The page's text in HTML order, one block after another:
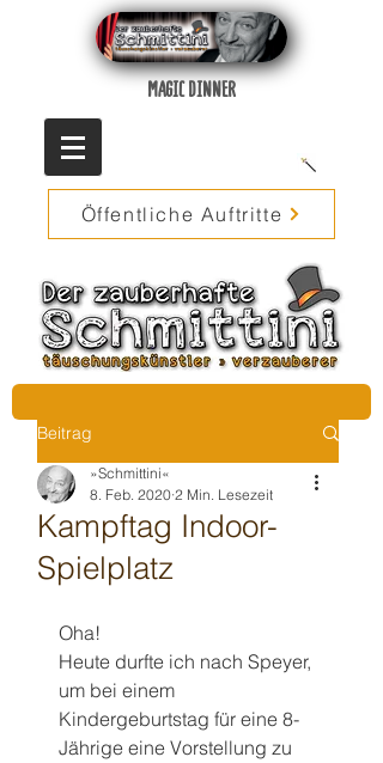
MAGIC DINNER
Öffentliche Auftritte
Beitrag
Kampftag Indoor-
Spielplatz
»Schmittini«
8. Feb. 2020 2 Min. Lesezeit
Oha!
Heute durfte ich nach Speyer,
um bei einem
Kindergeburtstag für eine 8-
Jährige eine Vorstellung zu